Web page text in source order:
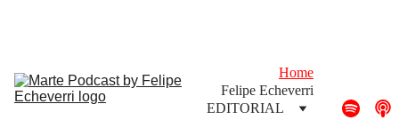
Home
Felipe Echeverri
EDITORIAL